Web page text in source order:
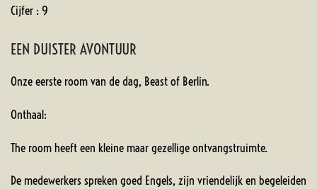
Cijfer : 9
EEN DUISTER AVONTUUR
Onze eerste room van de dag, Beast of Berlin.
Onthaal:
The room heeft een kleine maar gezellige ontvangstruimte.
De medewerkers spreken goed Engels, zijn vriendelijk en begeleiden